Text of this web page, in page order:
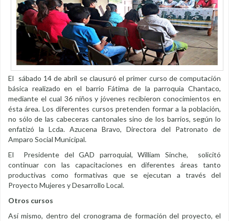
El sábado 14 de abril se clausuró el primer curso de computación
básica realizado en el barrio Fátima de la parroquia Chantaco,
mediante el cual 36 niños y jóvenes recibieron conocimientos en
ésta área. Los diferentes cursos pretenden formar a la población,
no sólo de las cabeceras cantonales sino de los barrios, según lo
enfatizó la Lcda. Azucena Bravo, Directora del Patronato de
Amparo Social Municipal.
El Presidente del GAD parroquial, William Sinche, solicitó
continuar con las capacitaciones en diferentes áreas tanto
productivas como formativas que se ejecutan a través del
Proyecto Mujeres y Desarrollo Local.
Otros cursos
Así mismo, dentro del cronograma de formación del proyecto, el